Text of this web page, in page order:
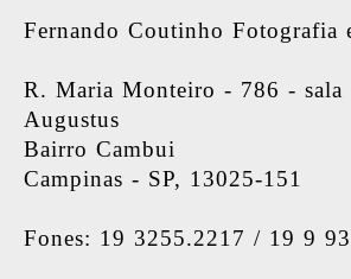
Fernando Coutinho Fotografia
R. Maria Monteiro - 786 -
Augustus
Bairro Cambui
Campinas - SP, 13025-151
Fones: 19 3255.2217 / 19 9